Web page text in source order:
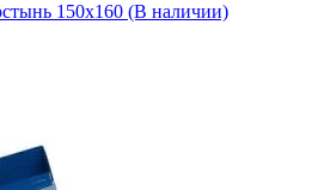
150x160 (В наличии)